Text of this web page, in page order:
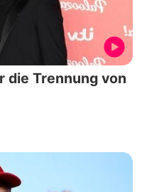
die Trennung von